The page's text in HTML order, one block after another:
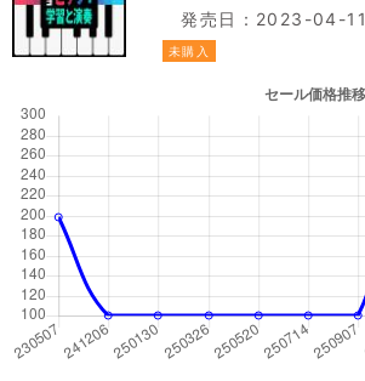
発売日：2023-04-11
未購入